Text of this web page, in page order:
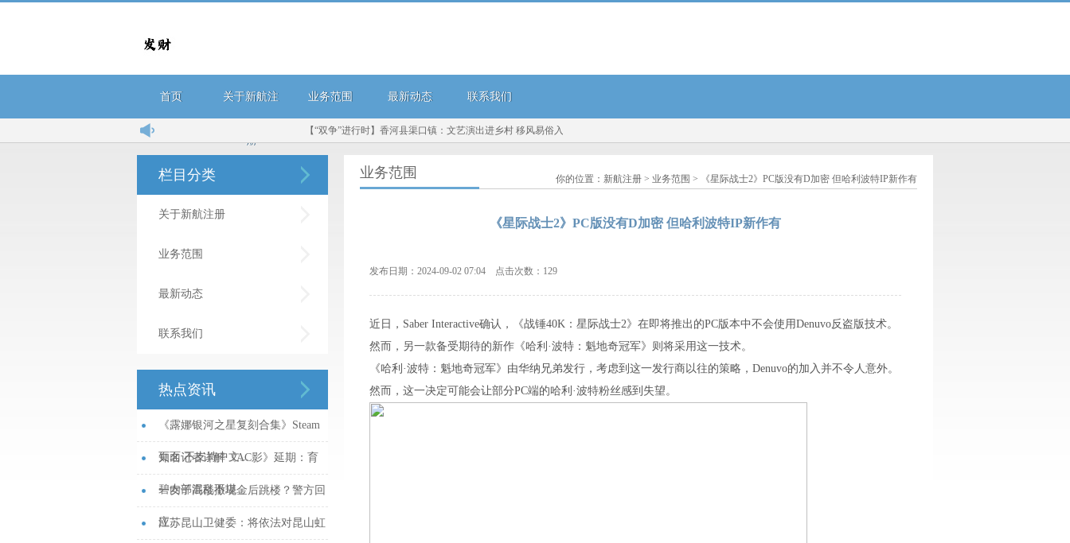
首页 关于新航注
册
业务范围 最新动态 联系我们
【“双争”进行时】香河县渠口镇：文艺演出进乡村 移风易俗入人心...
栏目分类
关于新航注册
业务范围
最新动态
联系我们
热点资讯
《露娜银河之星复刻合集》Steam
页面 不支持中文...
知名记者详解《AC影》延期：育
碧内部混乱不堪...
一女子高楼撒现金后跳楼？警方回
应...
江苏昆山卫健委：将依法对昆山虹
业务范围 你的位置： 新航注册 > 业务范围 > 《星际战士2》PC版没有D加密 但哈利波特IP新作有
《星际战士2》PC版没有D加密 但哈利波特IP新作有
发布日期：2024-09-02 07:04 点击次数：129
近日，Saber Interactive确认，《战锤40K：星际战士2》在即将推出的PC版本中不会使用Denuvo反盗版技术。
然而，另一款备受期待的新作《哈利·波特：魁地奇冠军》则将采用这一技术。
《哈利·波特：魁地奇冠军》由华纳兄弟发行，考虑到这一发行商以往的策略，Denuvo的加入并不令人意外。
然而，这一决定可能会让部分PC端的哈利·波特粉丝感到失望。